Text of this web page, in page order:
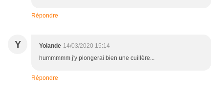
Répondre
Y Yolande 14/03/2020 15:14
hummmmm j'y plongerai bien une cuillère...
Répondre